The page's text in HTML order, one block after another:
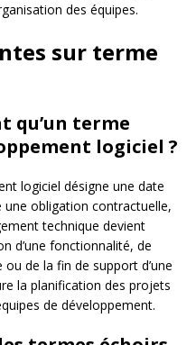
des équipes.
sur terme
qu’un terme
logiciel ?
logiciel désigne une date
une obligation contractuelle,
technique devient
d’une fonctionnalité, de
ou de la fin de support d’une
la planification des projets
de développement.